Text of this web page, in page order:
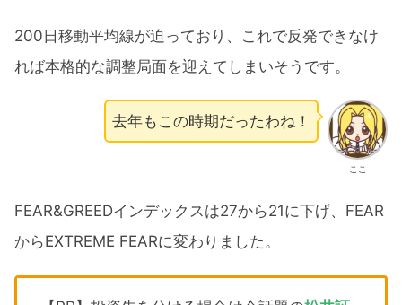
200日移動平均線が迫っており、これで反発できなけ
れば本格的な調整局面を迎えてしまいそうです。
ここ
去年もこの時期だったわね！
FEAR&GREEDインデックスは27から21に下げ、FEAR
からEXTREME FEARに変わりました。